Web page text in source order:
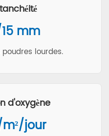
mm
lourdes.
d'oxygène
jour